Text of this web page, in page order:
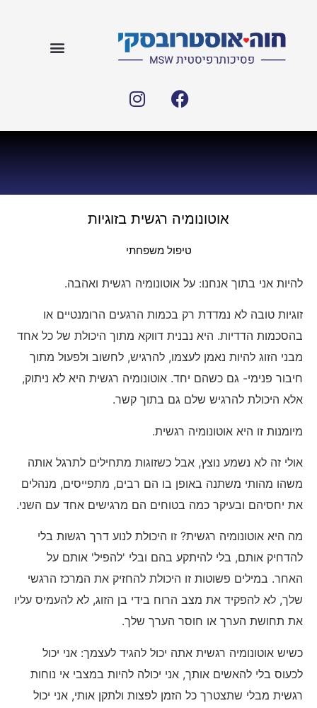
אוטונומיה רגשית בזוגיות
טיפול משפחתי
להיות אני בתוך אנחנו: על אוטונומיה רגשית ואהבה.
זוגיות טובה לא נמדדת רק בכמות הרגעים הרומנטיים או
בהסכמות הדדיות. היא נבנית דווקא מתוך היכולת של כל אחד
מבני הזוג להיות נאמן לעצמו, להרגיש, לחשוב ולפעול מתוך
חיבור פנימי- גם כשהם יחד. אוטונומיה רגשית היא לא ניתוק,
אלא היכולת להרגיש שלם גם בתוך קשר.
מיומנות זו היא אוטונומיה רגשית.
אולי זה לא נשמע נוצץ, אבל כשזוגות מתחילים לתרגל אותה
משהו מהותי משתנה באופן בו הם רבים, מתפייסים, מנהלים
את יחסיהם ובעיקר כמה בטוחים הם מרגישים אחד עם השני.
מה היא אוטונומיה רגשית? זו היכולת לנוע דרך רגשות בלי
להדחיק אותם, בלי להיתקע בהם ובלי 'להפיל' אותם על
האחר. במילים פשוטות זו היכולת להחזיק את המרכז הרגשי
שלך, לא להפקיד את מצב הרוח בידי בן הזוג, לא להעמיס עליו
את תחושת הערך או חוסר הערך שלך.
כשיש אוטונומיה רגשית אתה יכול להגיד לעצמך: אני יכול
לכעוס בלי להאשים אותך, אני יכולה להיות במצבי אי נוחות
רגשית מבלי שתצטרך כל הזמן לפצות ולתקן אותי, אני יכול